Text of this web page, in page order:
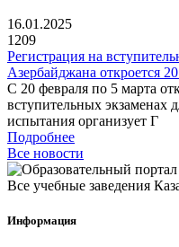
16.01.2025
1209
Регистрация на
Азербайджана откроется
С 20 февраля по 5 марта
вступительных экзаменах
испытания организует Г
Подробнее
Все новости
Все учебные заведения
Информация